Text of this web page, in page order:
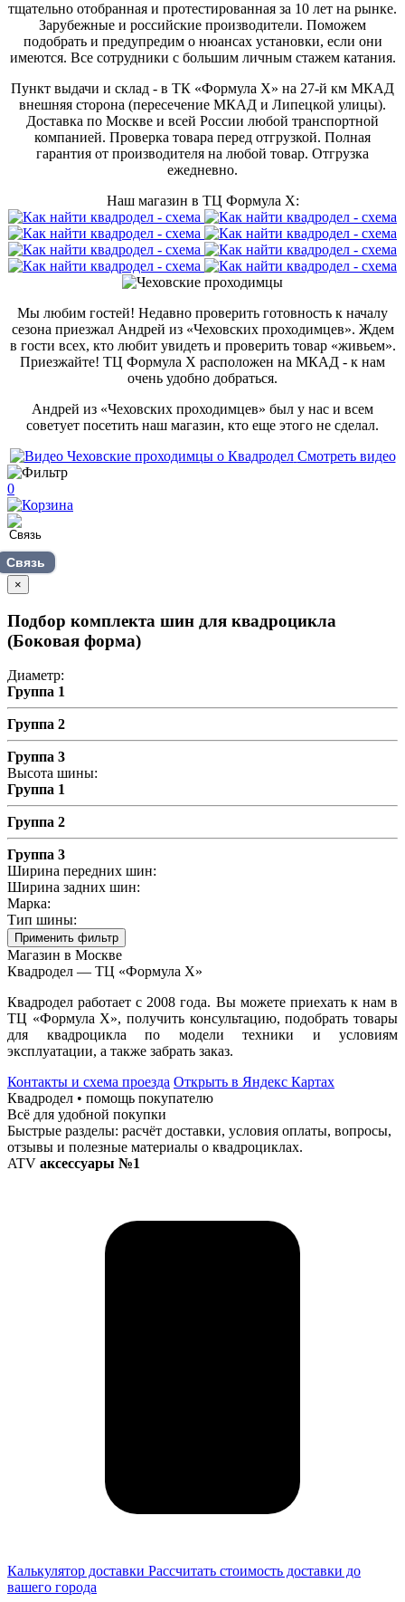
тщательно отобранная и протестированная за 10 лет на рынке.
Зарубежные и российские производители. Поможем
подобрать и предупредим о нюансах установки, если они
имеются. Все сотрудники с большим личным стажем катания.
Пункт выдачи и склад - в ТК «Формула X» на 27-й км МКАД
внешняя сторона (пересечение МКАД и Липецкой улицы).
Доставка по Москве и всей России любой транспортной
компанией. Проверка товара перед отгрузкой. Полная
гарантия от производителя на любой товар. Отгрузка
ежедневно.
Наш магазин в ТЦ Формула Х:
Мы любим гостей! Недавно проверить готовность к началу
сезона приезжал Андрей из «Чеховских проходимцев». Ждем
в гости всех, кто любит увидеть и проверить товар «живьем».
Приезжайте! ТЦ Формула Х расположен на МКАД - к нам
очень удобно добраться.
Андрей из «Чеховских проходимцев» был у нас и всем
советует посетить наш магазин, кто еще этого не сделал.
Смотреть видео
0
Связь
×
Подбор комплекта шин для квадроцикла
(Боковая форма)
Диаметр:
Группа 1
Группа 2
Группа 3
Высота шины:
Группа 1
Группа 2
Группа 3
Ширина передних шин:
Ширина задних шин:
Марка:
Тип шины:
Применить фильтр
Магазин в Москве
Квадродел — ТЦ «Формула Х»
Квадродел работает с 2008 года. Вы можете приехать к нам в
ТЦ «Формула Х», получить консультацию, подобрать товары
для квадроцикла по модели техники и условиям
эксплуатации, а также забрать заказ.
Контакты и схема проезда Открыть в Яндекс Картах
Квадродел • помощь покупателю
Всё для удобной покупки
Быстрые разделы: расчёт доставки, условия оплаты, вопросы,
отзывы и полезные материалы о квадроциклах.
ATV аксессуары №1
Калькулятор доставки Рассчитать стоимость доставки до
вашего города